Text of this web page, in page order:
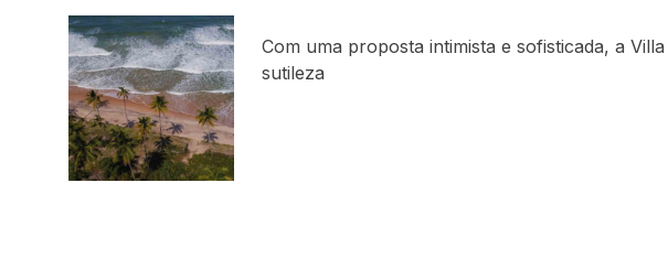
Com uma proposta intimista e sofisticada, a
sutileza